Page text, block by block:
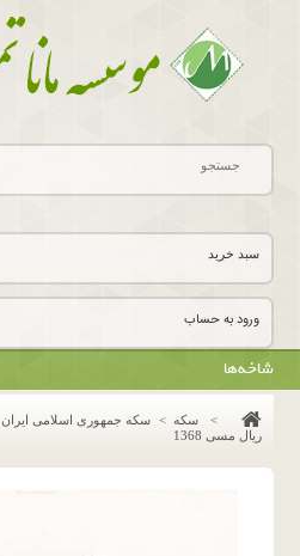
ورود به حساب
سبد خرید
شاخه‌ها
> سکه > سکه جمهوری اسلامی ایران
ریال مسی 1368